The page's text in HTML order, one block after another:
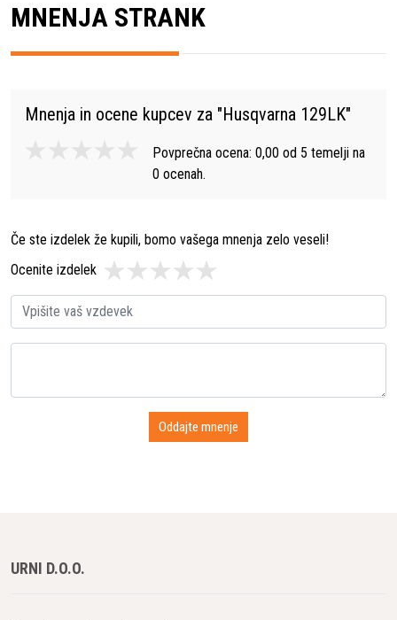
MNENJA STRANK
Mnenja in ocene kupcev za "Husqvarna 129LK"
Povprečna ocena: 0,00 od 5 temelji na
0 ocenah.
Če ste izdelek že kupili, bomo vašega mnenja zelo veseli!
Ocenite izdelek
URNI D.O.O.